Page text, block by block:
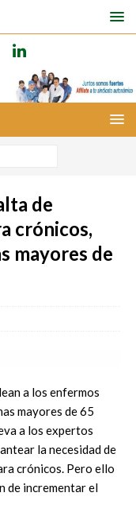
de
crónicos,
mayores de
a los enfermos
mayores de 65
a los expertos
la necesidad de
crónicos. Pero ello
de incrementar el